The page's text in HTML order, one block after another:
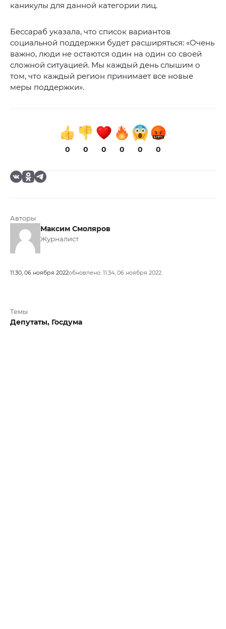
каникулы для данной категории лиц.
Бессараб указала, что список вариантов
социальной поддержки будет расширяться: «Очень
важно, люди не остаются один на один со своей
сложной ситуацией. Мы каждый день слышим о
том, что каждый регион принимает все новые
меры поддержки».
0 0 0 0 0 0
Авторы
Максим Смоляров
Журналист
11:30, 06 ноября 2022обновлено: 11:34, 06 ноября 2022
Темы
Депутаты, Госдума